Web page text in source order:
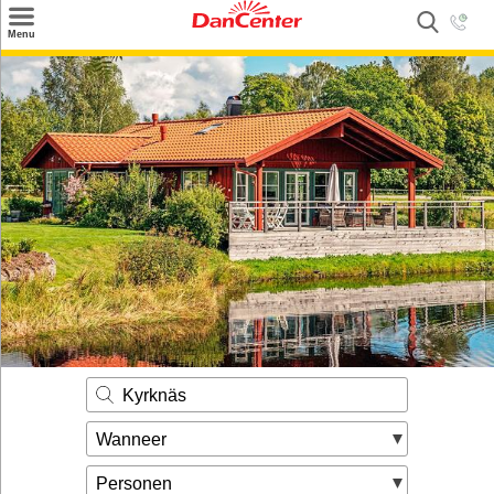
Menu
Zoeken
Inspiratie
Informatie over
Service
Kontakt
Kyrknäs
Wanneer
Personen